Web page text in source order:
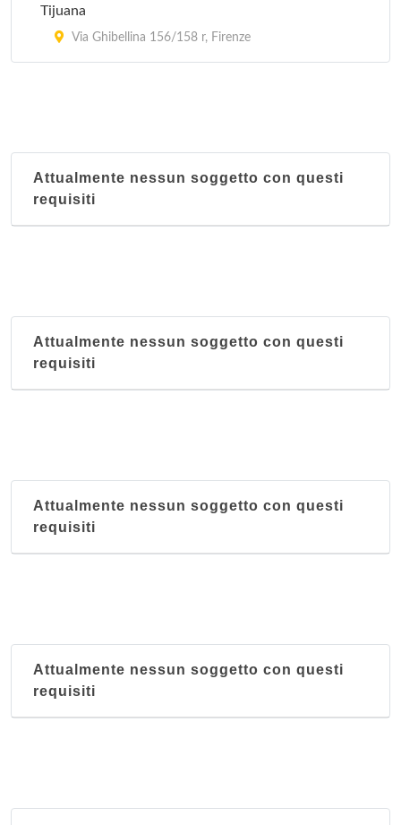
Tijuana
Via Ghibellina 156/158 r, Firenze
Attualmente nessun soggetto con questi
requisiti
Attualmente nessun soggetto con questi
requisiti
Attualmente nessun soggetto con questi
requisiti
Attualmente nessun soggetto con questi
requisiti